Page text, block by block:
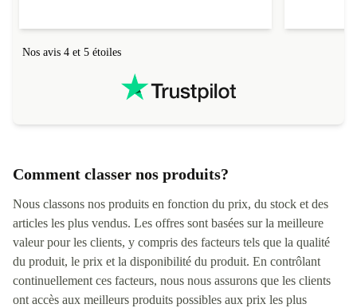
Nos avis 4 et 5 étoiles
Comment classer nos produits?
Nous classons nos produits en fonction du prix, du stock et des
articles les plus vendus. Les offres sont basées sur la meilleure
valeur pour les clients, y compris des facteurs tels que la qualité
du produit, le prix et la disponibilité du produit. En contrôlant
continuellement ces facteurs, nous nous assurons que les clients
ont accès aux meilleurs produits possibles aux prix les plus